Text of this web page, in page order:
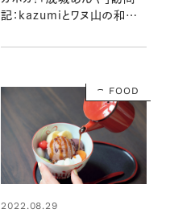
記：kazumiとワヌ山の和菓
FOOD
2022.08.29